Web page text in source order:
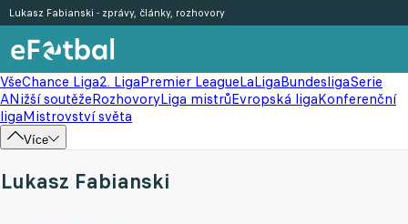
VšeChance Liga2. LigaPremier LeagueLaLigaBundesligaSerie
ANižší soutěžeRozhovoryLiga mistrůEvropská ligaKonferenční
ligaMistrovství světa
Více
Lukasz Fabianski - zprávy, články, rozhovory
Lukasz Fabianski